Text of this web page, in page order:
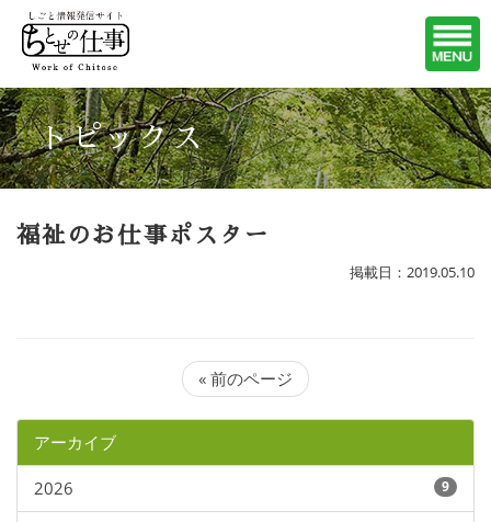
トピックス
福祉のお仕事ポスター
掲載日：2019.05.10
« 前のページ
アーカイブ
2026 9